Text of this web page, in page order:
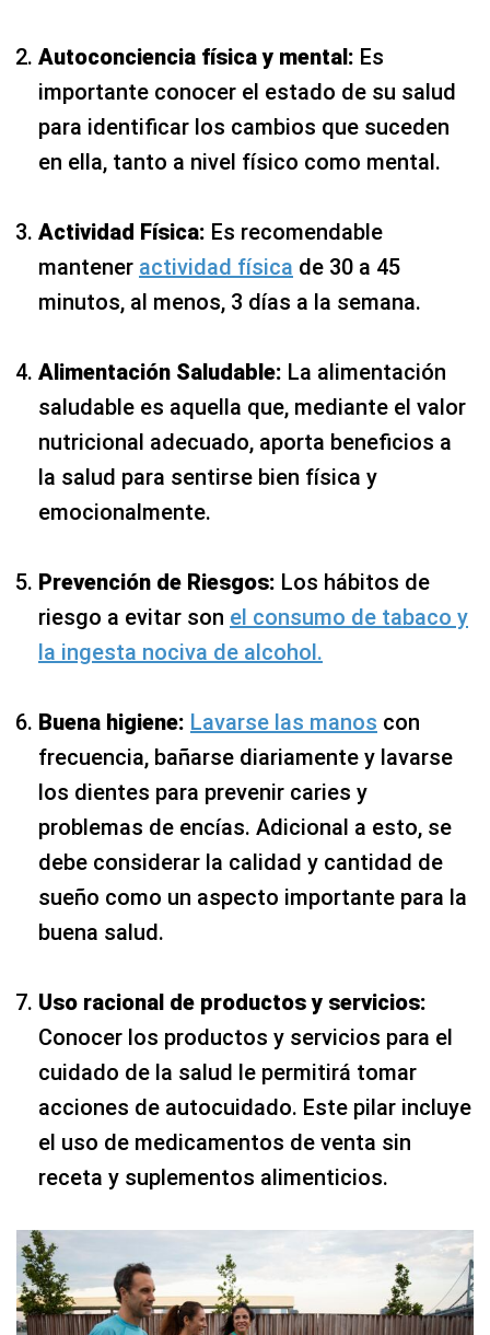
Autoconciencia física y mental: Es
importante conocer el estado de su salud
para identificar los cambios que suceden
en ella, tanto a nivel físico como mental.
Actividad Física: Es recomendable
mantener actividad física de 30 a 45
minutos, al menos, 3 días a la semana.
Alimentación Saludable: La alimentación
saludable es aquella que, mediante el valor
nutricional adecuado, aporta beneficios a
la salud para sentirse bien física y
emocionalmente.
Prevención de Riesgos: Los hábitos de
riesgo a evitar son el consumo de tabaco y
la ingesta nociva de alcohol.
Buena higiene: Lavarse las manos con
frecuencia, bañarse diariamente y lavarse
los dientes para prevenir caries y
problemas de encías. Adicional a esto, se
debe considerar la calidad y cantidad de
sueño como un aspecto importante para la
buena salud.
Uso racional de productos y servicios:
Conocer los productos y servicios para el
cuidado de la salud le permitirá tomar
acciones de autocuidado. Este pilar incluye
el uso de medicamentos de venta sin
receta y suplementos alimenticios.